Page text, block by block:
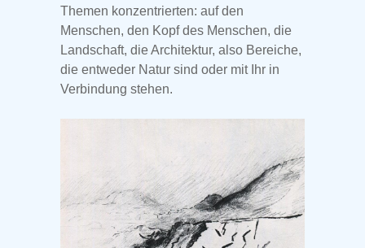
Themen konzentrierten: auf den
Menschen, den Kopf des Menschen, die
Landschaft, die Architektur, also Bereiche,
die entweder Natur sind oder mit Ihr in
Verbindung stehen.